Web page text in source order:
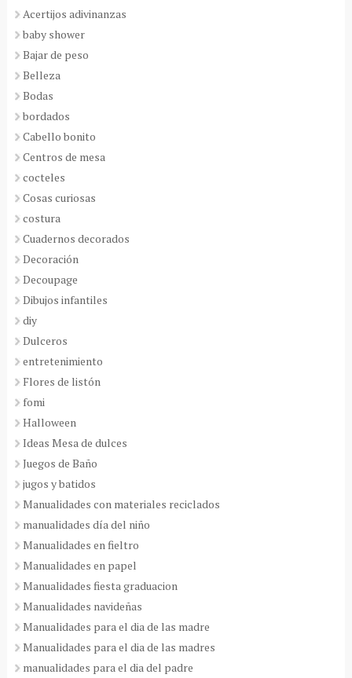
Acertijos adivinanzas
baby shower
Bajar de peso
Belleza
Bodas
bordados
Cabello bonito
Centros de mesa
cocteles
Cosas curiosas
costura
Cuadernos decorados
Decoración
Decoupage
Dibujos infantiles
diy
Dulceros
entretenimiento
Flores de listón
fomi
Halloween
Ideas Mesa de dulces
Juegos de Baño
jugos y batidos
Manualidades con materiales reciclados
manualidades día del niño
Manualidades en fieltro
Manualidades en papel
Manualidades fiesta graduacion
Manualidades navideñas
Manualidades para el dia de las madre
Manualidades para el dia de las madres
manualidades para el dia del padre